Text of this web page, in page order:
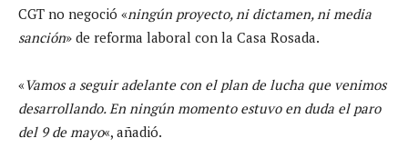
CGT no negoció «ningún proyecto, ni dictamen, ni media
sanción» de reforma laboral con la Casa Rosada.
«Vamos a seguir adelante con el plan de lucha que venimos
desarrollando. En ningún momento estuvo en duda el paro
del 9 de mayo«, añadió.